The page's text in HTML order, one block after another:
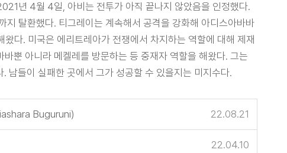
년 4월 4일, 아비는 전투가 아직 끝나지 않았음을 인정했다.
탈환했다. 티그레이는 계속해서 공격을 강화해 아디스아바바
다. 미국은 에리트레아가 전쟁에서 차지하는 역할에 대해 제재
뿐 아니라 메켈레를 방문하는 등 중재자 역할을 해왔다. 그는
들이 실패한 곳에서 그가 성공할 수 있을지는 미지수다.
Buguruni) 22.08.21
22.04.10